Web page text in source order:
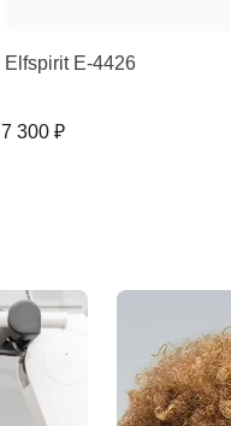
Elfspirit E-4426
7 300 ₽